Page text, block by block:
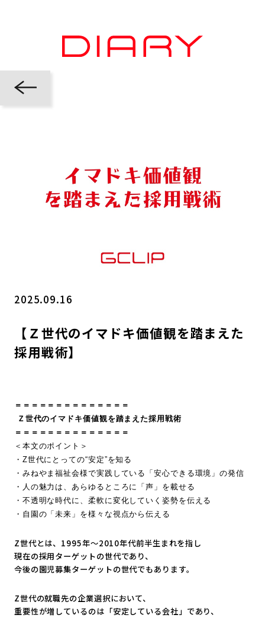
2025.09.16
【Ｚ世代のイマドキ価値観を踏まえた
採用戦術】
＝＝＝＝＝＝＝＝＝＝＝＝＝＝
Ｚ世代のイマドキ価値観を踏まえた採用戦術
＝＝＝＝＝＝＝＝＝＝＝＝＝＝
＜本文のポイント＞
・Z世代にとっての“安定”を知る
・みねやま福祉会様で実践している「安心できる環境」の発信
・人の魅力は、あらゆるところに「声」を載せる
・不透明な時代に、柔軟に変化していく姿勢を伝える
・自園の「未来」を様々な視点から伝える
Z世代とは、1995年～2010年代前半生まれを指し
現在の採用ターゲットの世代であり、
今後の園児募集ターゲットの世代でもあります。
Z世代の就職先の企業選択において、
重要性が増しているのは「安定している会社」であり、